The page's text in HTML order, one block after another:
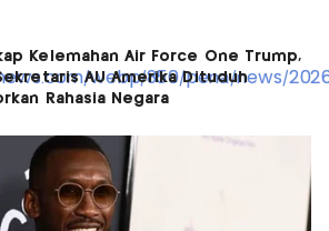
Kelemahan Air Force One Trump,
AU Amerika Dituduh
Rahasia Negara